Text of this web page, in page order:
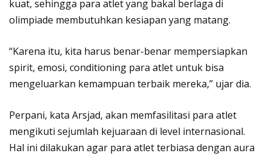
kuat, sehingga para atlet yang bakal berlaga di
olimpiade membutuhkan kesiapan yang matang.
“Karena itu, kita harus benar-benar mempersiapkan
spirit, emosi, conditioning para atlet untuk bisa
mengeluarkan kemampuan terbaik mereka,” ujar dia.
Perpani, kata Arsjad, akan memfasilitasi para atlet
mengikuti sejumlah kejuaraan di level internasional.
Hal ini dilakukan agar para atlet terbiasa dengan aura